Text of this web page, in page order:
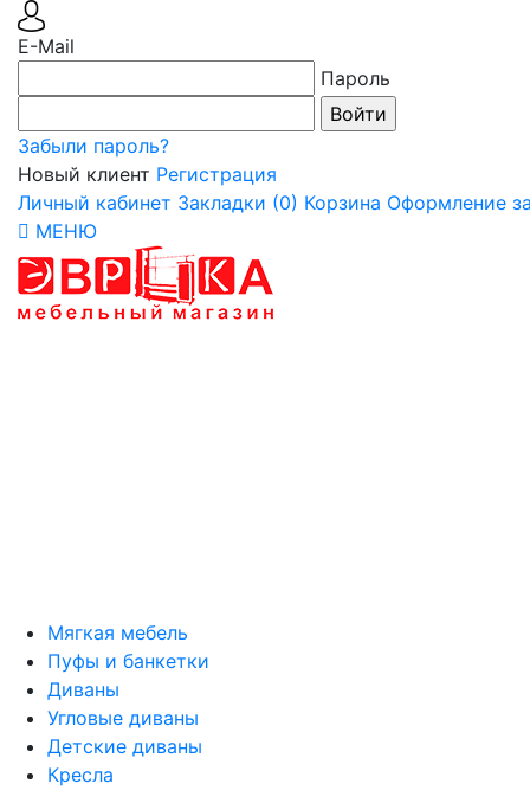
E-Mail
Пароль
Забыли пароль?
Новый клиент Регистрация
Личный кабинет Закладки (0) Корзина Оформление
МЕНЮ
Мягкая мебель
Пуфы и банкетки
Диваны
Угловые диваны
Детские диваны
Кресла